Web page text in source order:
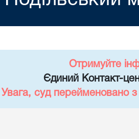
Отримуйте
Єдиний Контакт-
Увага, суд перейменовано з